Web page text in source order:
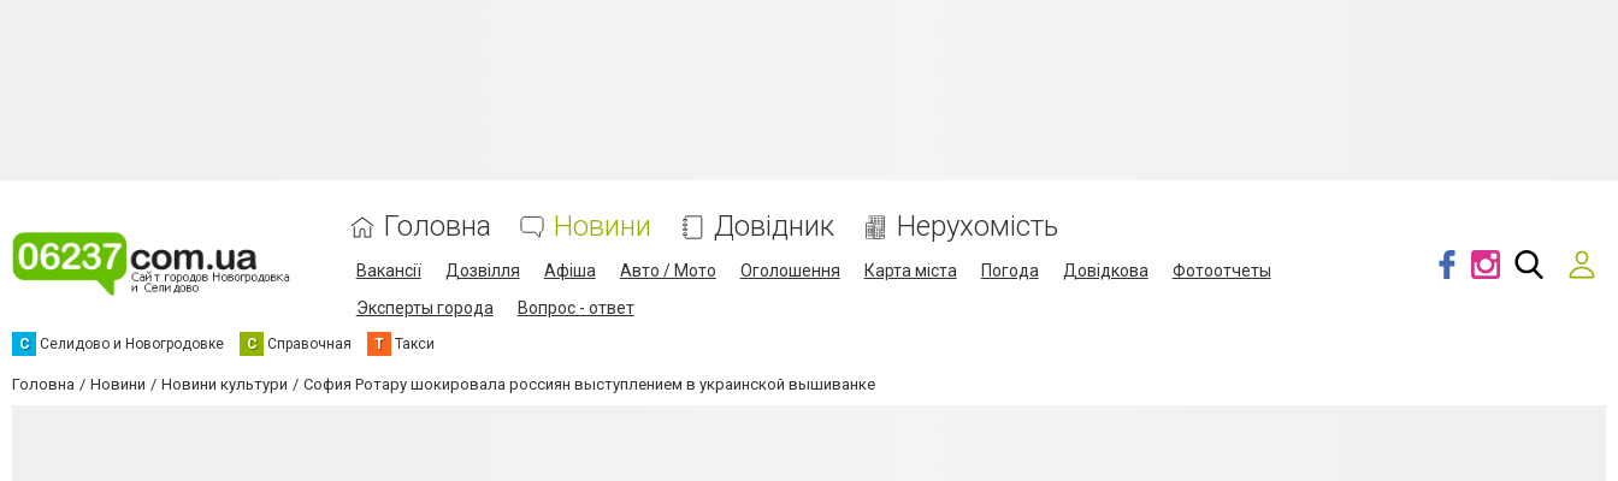
Головна Новини Довідник Нерухомість
Вакансії Дозвілля Афіша Авто / Мото Оголошення Карта міста Погода Довідкова
Фотоотчеты
Эксперты города
Вопрос - ответ
С Селидово и Новогродовке С Справочная Т Такси
Головна Новини Новини культури София Ротару шокировала россиян выступлением в украинской вышиванке